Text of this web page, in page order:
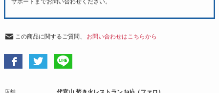
サポートまでお問い合わせください。
この商品に関するご質問、 お問い合わせはこちらから